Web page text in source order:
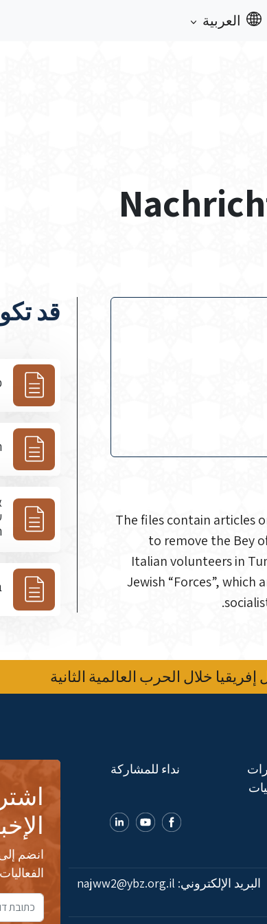
العربية
The files contain articles
to remove the Bey
Italian volunteers in
Jewish “Forces”, which
قد
خلال الحرب العالمية الثانية
نداء للمشاركة
البريد الإلكتروني: najww2@ybz.org.il
انضم